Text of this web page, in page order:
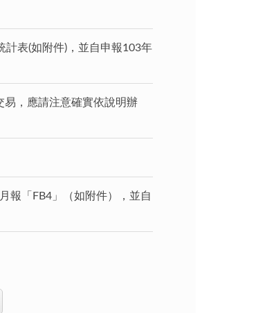
表(如附件)，並自申報103年
，應請注意確實依說明辦
報「FB4」（如附件），並自